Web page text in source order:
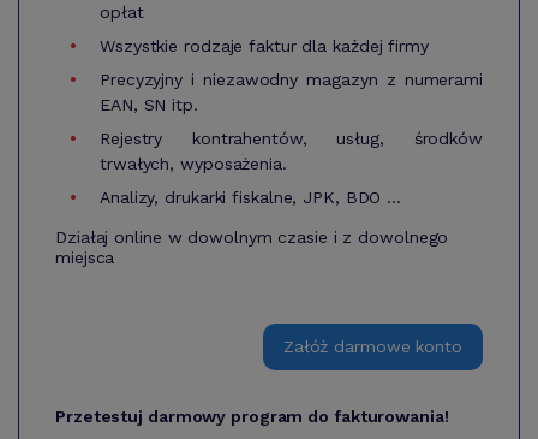
opłat
Wszystkie rodzaje faktur dla każdej firmy
Precyzyjny i niezawodny magazyn z numerami
EAN, SN itp.
Rejestry kontrahentów, usług, środków
trwałych, wyposażenia.
Analizy, drukarki fiskalne, JPK, BDO ...
Działaj online w dowolnym czasie i z dowolnego
miejsca
Załóż darmowe konto
Przetestuj darmowy program do fakturowania!